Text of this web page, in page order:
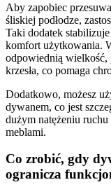
Aby zapobiec
śliskiej podłodze,
Taki dodatek
komfort użytkowania.
odpowiednią wielkość,
krzesła, co pomaga
Dodatkowo, możesz
dywanem, co jest
dużym natężeniu
meblami.
Co zrobić, gdy
ogranicza